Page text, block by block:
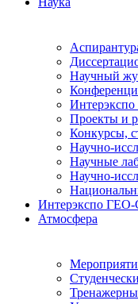
Научный
Проекты и
Конкурсы,
Научно-
Научные
Научно-
Интерэкспо ГЕО-
Атмосфера